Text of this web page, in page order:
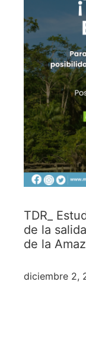
TDR_
de la
de la
diciembre 2,